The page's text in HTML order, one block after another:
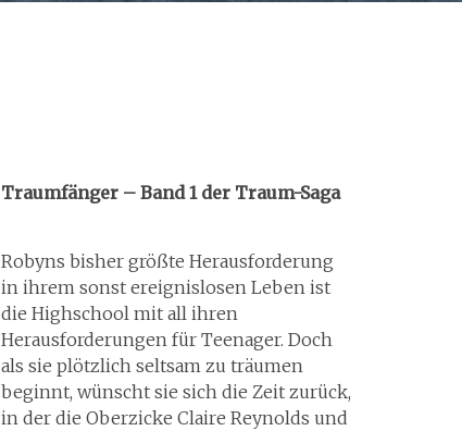
Traumfänger – Band 1 der Traum-Saga
Robyns bisher größte Herausforderung
in ihrem sonst ereignislosen Leben ist
die Highschool mit all ihren
Herausforderungen für Teenager. Doch
als sie plötzlich seltsam zu träumen
beginnt, wünscht sie sich die Zeit zurück,
in der die Oberzicke Claire Reynolds und